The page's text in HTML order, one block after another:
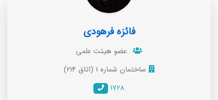
فائزه فرهودی
عضو هیئت علمی
ساختمان شماره 1 (اتاق 214)
1728